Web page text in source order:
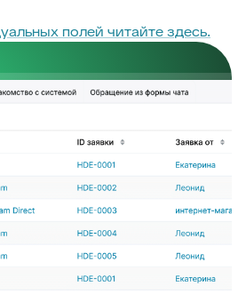
полей читайте здесь.